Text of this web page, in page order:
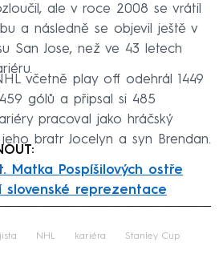
ale v roce 2008 se vrátil
a následně se objevil ještě v
San Jose, než ve 43 letech
včetně play off odehrál 1449
gólů a připsal si 485
pracoval jako hráčský
bratr Jocelyn a syn Brendan.
Matka Pospíšilových ostře
slovenské reprezentace
NHL kariéra Stanley Cup